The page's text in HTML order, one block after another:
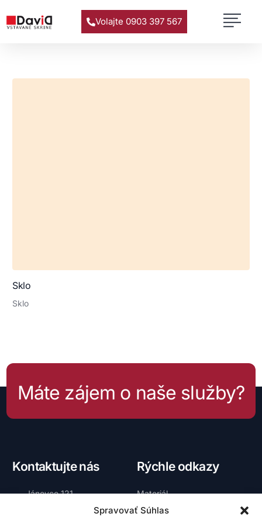
Spravovať Súhlas
Volajte 0903 397 567
Sklo
Sklo
Máte zájem o naše služby?
Kontaktujte nás
Jánovce 121
Rýchle odkazy
Materiál
Vnútra skríň